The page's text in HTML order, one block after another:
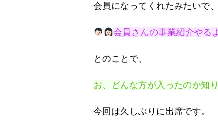
会員になってくれたみたいで、
会員さんの事業紹介やる
とのことで、
お、どんな方が入ったのか知
今回は久しぶりに出席です。